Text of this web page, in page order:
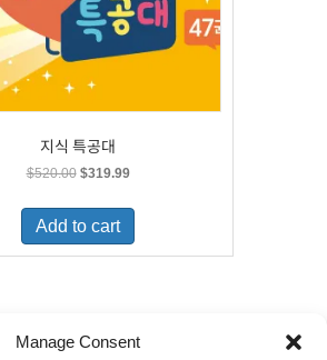
Manage Consent
지식 특공대
$520.00 Original
was:
$520.00.
$319.99Current
is:
Add to cart